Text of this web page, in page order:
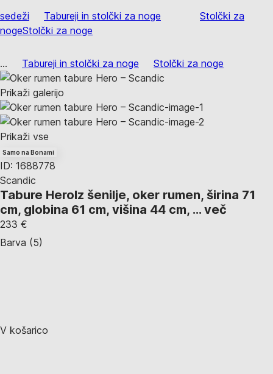
sedeži Tabureji in stolčki za noge
Stolčki za
nogeStolčki za noge
... Tabureji in stolčki za noge Stolčki za noge
Prikaži galerijo
Prikaži vse
Samo na Bonami
ID: 1688778
Scandic
Tabure HeroIz šenilje, oker rumen, širina 71
cm, globina 61 cm, višina 44 cm, … več
233 €
Barva (5)
V košarico